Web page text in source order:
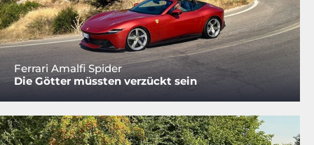
Ferrari Amalfi Spider
Die Götter müssten verzückt sein